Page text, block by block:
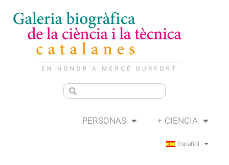
PERSONAS + CIENCIA
Español